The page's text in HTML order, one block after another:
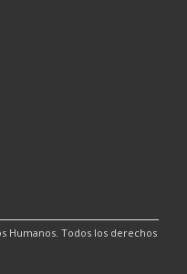
Humanos. Todos los derechos